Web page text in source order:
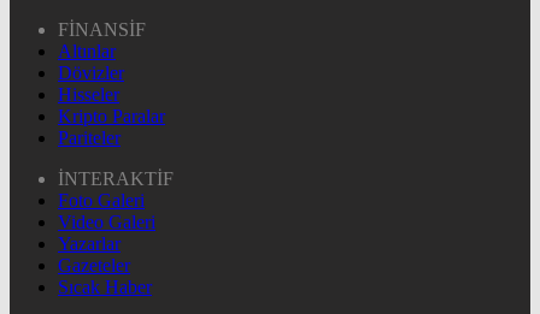
FİNANSİF
Altınlar
Dövizler
Hisseler
Kripto Paralar
Pariteler
İNTERAKTİF
Foto Galeri
Video Galeri
Yazarlar
Gazeteler
Sıcak Haber